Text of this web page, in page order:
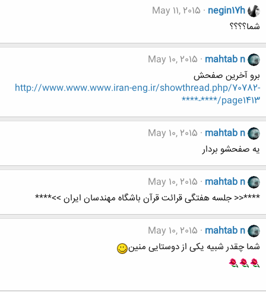
negin17h
May 11, 2015
شما؟؟؟؟
mahtab n
May 10, 2015
برو آخرین صفحش
http://www.www.www.iran-eng.ir/showthread.php/70782-
****-****/page1413
mahtab n
May 10, 2015
یه صفحشو بردار
mahtab n
May 10, 2015
****<< جلسه هفتگی قرائت قرآن باشگاه مهندسان ایران >>****
mahtab n
May 10, 2015
شما چقدر شبیه یکی از دوستایی منین